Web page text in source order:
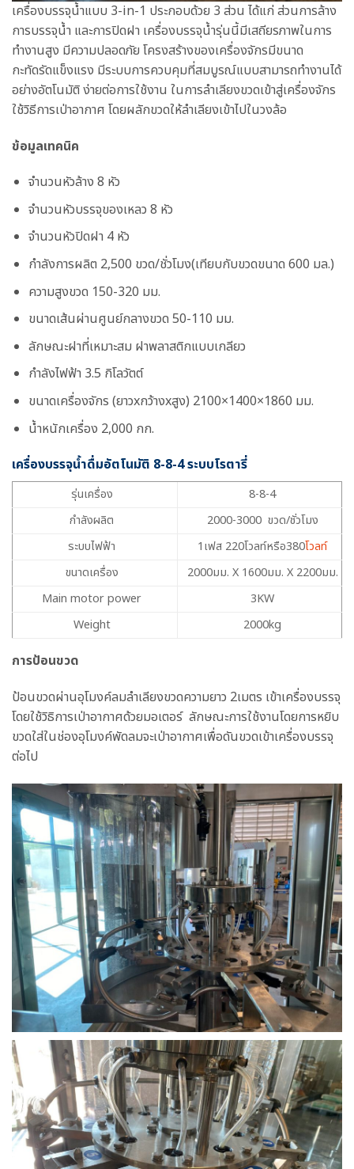
เครื่องบรรจุน้ำแบบ 3-in-1 ประกอบด้วย 3 ส่วน ได้แก่ ส่วนการล้าง
การบรรจุน้ำ และการปิดฝา เครื่องบรรจุน้ำรุ่นนี้มีเสถียรภาพในการ
ทำงานสูง มีความปลอดภัย โครงสร้างของเครื่องจักรมีขนาด
กะทัดรัดแข็งแรง มีระบบการควบคุมที่สมบูรณ์แบบสามารถทำงานได้
อย่างอัตโนมัติ ง่ายต่อการใช้งาน ในการลำเลียงขวดเข้าสู่เครื่องจักร
ใช้วิธีการเป่าอากาศ โดยผลักขวดให้ลำเลียงเข้าไปในวงล้อ
ข้อมูลเทคนิค
จำนวนหัวล้าง 8 หัว
จำนวนหัวบรรจุของเหลว 8 หัว
จำนวนหัวปิดฝา 4 หัว
กำลังการผลิต 2,500 ขวด/ชั่วโมง(เทียบกับขวดขนาด 600 มล.)
ความสูงขวด 150-320 มม.
ขนาดเส้นผ่านศูนย์กลางขวด 50-110 มม.
ลักษณะฝาที่เหมาะสม ฝาพลาสติกแบบเกลียว
กำลังไฟฟ้า 3.5 กิโลวัตต์
ขนาดเครื่องจักร (ยาวxกว้างxสูง) 2100×1400×1860 มม.
น้ำหนักเครื่อง 2,000 กก.
เครื่องบรรจุน้ำดื่มอัตโนมัติ 8-8-4 ระบบโรตารี่
รุ่นเครื่อง
8-8-4
กำลังผลิต
2000-3000 ขวด/ชั่วโมง
ระบบไฟฟ้า
1เฟส 220โวลท์หรือ380โวลท์
ขนาดเครื่อง
2000มม. X 1600มม. X 2200มม.
Main motor power
3KW
Weight
2000kg
การป้อนขวด
ป้อนขวดผ่านอุโมงค์ลมลำเลียงขวดความยาว 2เมตร เข้าเครื่องบรรจุ
โดยใช้วิธิการเป่าอากาศด้วยมอเตอร์ ลักษณะการใช้งานโดยการหยิบ
ขวดใส่ในช่องอุโมงค์พัดลมจะเป่าอากาศเพื่อดันขวดเข้าเครื่องบรรจุ
ต่อไป